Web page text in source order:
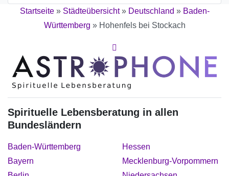
Startseite» Städteübersicht» Deutschland » Baden-
Württemberg » Hohenfels bei Stockach
Spirituelle Lebensberatung in allen
Bundesländern
Baden-Württemberg
Bayern
Hessen
Mecklenburg-Vorpommern